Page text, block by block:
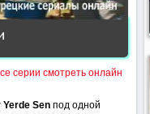
серии смотреть онлайн
Sen под одной